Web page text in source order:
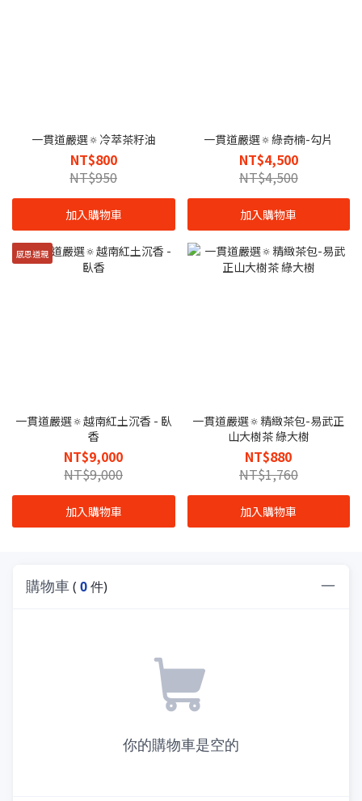
一貫道嚴選🔅冷萃茶籽油
NT$800
NT$950
加入購物車
一貫道嚴選🔅綠奇楠-勾片
NT$4,500
NT$4,500
加入購物車
感恩道親
一貫道嚴選🔅越南紅土沉香 - 臥
香
NT$9,000
NT$9,000
加入購物車
一貫道嚴選🔅精緻茶包-易武正
山大樹茶 綠大樹
NT$880
NT$1,760
加入購物車
購物車( 0件)
你的購物車是空的